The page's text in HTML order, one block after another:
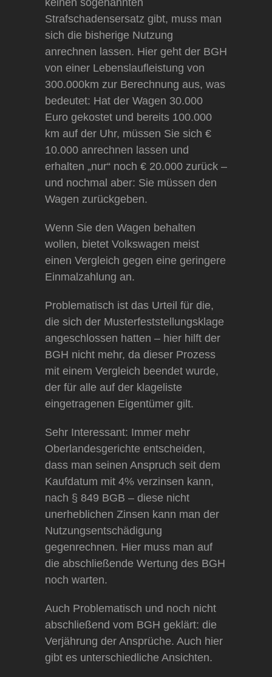
keinen sogenannten
Strafschadensersatz gibt, muss man
sich die bisherige Nutzung
anrechnen lassen. Hier geht der BGH
von einer Lebenslaufleistung von
300.000km zur Berechnung aus, was
bedeutet: Hat der Wagen 30.000
Euro gekostet und bereits 100.000
km auf der Uhr, müssen Sie sich €
10.000 anrechnen lassen und
erhalten „nur“ noch € 20.000 zurück –
und nochmal aber: Sie müssen den
Wagen zurückgeben.
Wenn Sie den Wagen behalten
wollen, bietet Volkswagen meist
einen Vergleich gegen eine geringere
Einmalzahlung an.
Problematisch ist das Urteil für die,
die sich der Musterfeststellungsklage
angeschlossen hatten – hier hilft der
BGH nicht mehr, da dieser Prozess
mit einem Vergleich beendet wurde,
der für alle auf der klageliste
eingetragenen Eigentümer gilt.
Sehr Interessant: Immer mehr
Oberlandesgerichte entscheiden,
dass man seinen Anspruch seit dem
Kaufdatum mit 4% verzinsen kann,
nach § 849 BGB – diese nicht
unerheblichen Zinsen kann man der
Nutzungsentschädigung
gegenrechnen. Hier muss man auf
die abschließende Wertung des BGH
noch warten.
Auch Problematisch und noch nicht
abschließend vom BGH geklärt: die
Verjährung der Ansprüche. Auch hier
gibt es unterschiedliche Ansichten.